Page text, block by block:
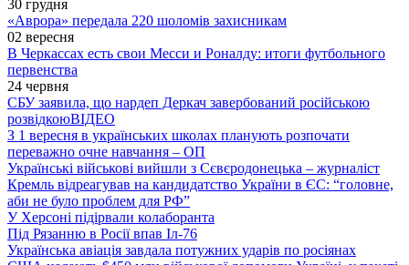
30 грудня
«Аврора» передала 220 шоломів захисникам
02 вересня
В Черкассах есть свои Месси и Роналду: итоги футбольного
первенства
24 червня
СБУ заявила, що нардеп Деркач завербований російською
розвідкоюВІДЕО
З 1 вересня в українських школах планують розпочати
переважно очне навчання – ОП
Українські військові вийшли з Сєвєродонецька – журналіст
Кремль відреагував на кандидатство України в ЄС: “головне,
аби не було проблем для РФ”
У Херсоні підірвали колаборанта
Під Рязанню в Росії впав Іл-76
Українська авіація завдала потужних ударів по росіянах